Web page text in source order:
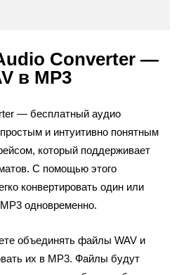
Converter —
в MP3
— бесплатный аудио
и интуитивно понятным
который поддерживает
С помощью этого
конвертировать один или
одновременно.
объединять файлы WAV и
их в MP3. Файлы будут